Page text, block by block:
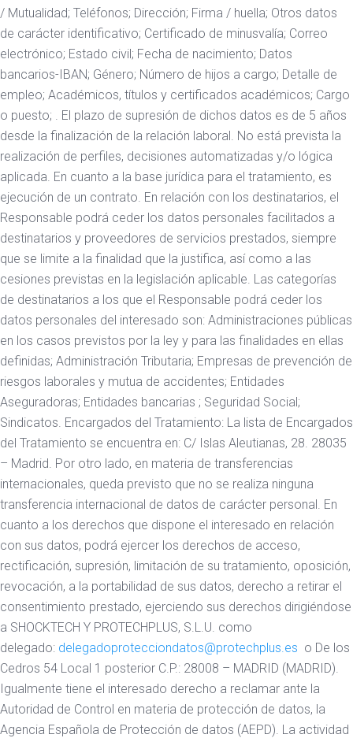
/ Mutualidad; Teléfonos; Dirección; Firma / huella; Otros datos
de carácter identificativo; Certificado de minusvalía; Correo
electrónico; Estado civil; Fecha de nacimiento; Datos
bancarios-IBAN; Género; Número de hijos a cargo; Detalle de
empleo; Académicos, títulos y certificados académicos; Cargo
o puesto; . El plazo de supresión de dichos datos es de 5 años
desde la finalización de la relación laboral. No está prevista la
realización de perfiles, decisiones automatizadas y/o lógica
aplicada. En cuanto a la base jurídica para el tratamiento, es
ejecución de un contrato. En relación con los destinatarios, el
Responsable podrá ceder los datos personales facilitados a
destinatarios y proveedores de servicios prestados, siempre
que se limite a la finalidad que la justifica, así como a las
cesiones previstas en la legislación aplicable. Las categorías
de destinatarios a los que el Responsable podrá ceder los
datos personales del interesado son: Administraciones públicas
en los casos previstos por la ley y para las finalidades en ellas
definidas; Administración Tributaria; Empresas de prevención de
riesgos laborales y mutua de accidentes; Entidades
Aseguradoras; Entidades bancarias ; Seguridad Social;
Sindicatos. Encargados del Tratamiento: La lista de Encargados
del Tratamiento se encuentra en: C/ Islas Aleutianas, 28. 28035
– Madrid. Por otro lado, en materia de transferencias
internacionales, queda previsto que no se realiza ninguna
transferencia internacional de datos de carácter personal. En
cuanto a los derechos que dispone el interesado en relación
con sus datos, podrá ejercer los derechos de acceso,
rectificación, supresión, limitación de su tratamiento, oposición,
revocación, a la portabilidad de sus datos, derecho a retirar el
consentimiento prestado, ejerciendo sus derechos dirigiéndose
a SHOCKTECH Y PROTECHPLUS, S.L.U. como
delegado: delegadoprotecciondatos@protechplus.es o De los
Cedros 54 Local 1 posterior C.P.: 28008 – MADRID (MADRID).
Igualmente tiene el interesado derecho a reclamar ante la
Autoridad de Control en materia de protección de datos, la
Agencia Española de Protección de datos (AEPD). La actividad